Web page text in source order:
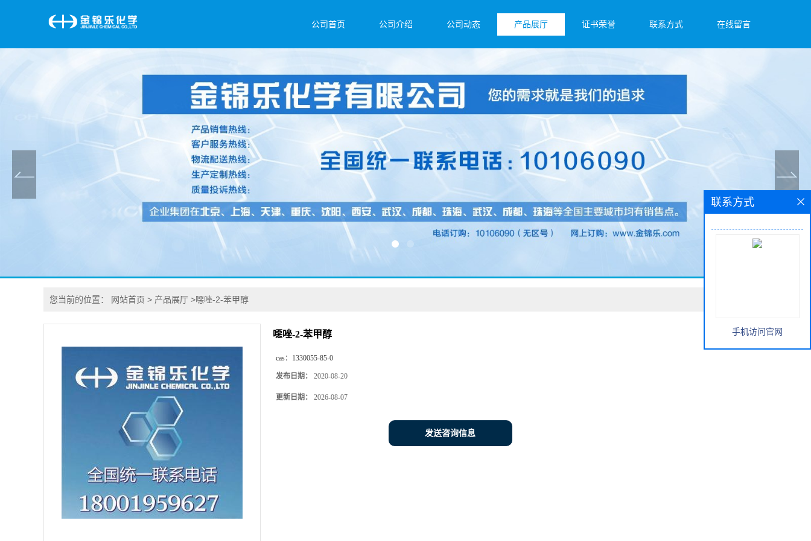
公司首页 公司介绍 公司动态 产品展厅 证书荣誉 联系方式 在线留言
您当前的位置： 网站首页 > 产品展厅 >噁唑-2-苯甲醇
噁唑-2-苯甲醇
cas： 1330055-85-0
发布日期： 2020-08-20
更新日期： 2026-08-07
发送咨询信息
联系方式
手机访问官网